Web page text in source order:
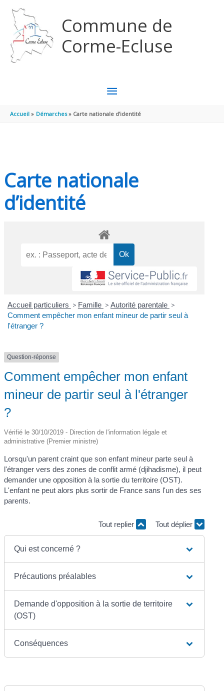
Commune de
Corme-Ecluse
MENU
PRINCIPAL
Accueil Démarches Carte nationale d’identité
Carte nationale
d’identité
Accueil particuliers > Famille > Autorité parentale >
Comment empêcher mon enfant mineur de partir seul à
l'étranger ?
Question-réponse
Comment empêcher mon enfant
mineur de partir seul à l'étranger
?
Vérifié le 30/10/2019 - Direction de l'information légale et
administrative (Premier ministre)
Lorsqu'un parent craint que son enfant mineur parte seul à
l'étranger vers des zones de conflit armé (djihadisme), il peut
demander une opposition à la sortie du territoire (OST).
L'enfant ne peut alors plus sortir de France sans l'un des ses
parents.
Tout replier Tout déplier
Qui est concerné ?
Précautions préalables
Demande d'opposition à la sortie de territoire
(OST)
Conséquences